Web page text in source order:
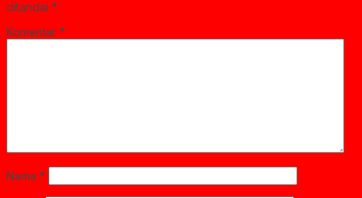
ditandai *
Komentar *
Nama *